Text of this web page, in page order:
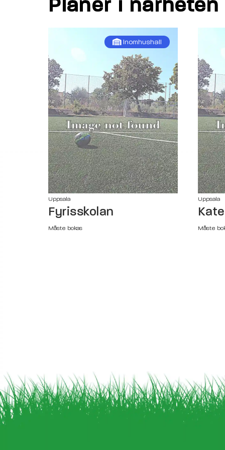
Inomhushall
Uppsala
Fyrisskolan
Måste bokas
Uppsala
Måste